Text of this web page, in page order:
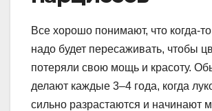
Все хорошо понимают, что когда-
надо будет пересаживать, чтобы
потеряли свою мощь и красоту.
делают каждые 3–4 года, когда
сильно разрастаются и начинают